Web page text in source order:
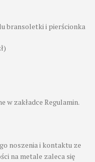
bransoletki i pierścionka
w zakładce Regulamin.
noszenia i kontaktu ze
na metale zaleca się